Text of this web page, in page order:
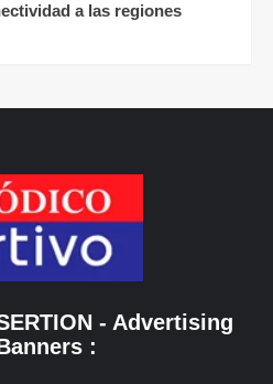
a las regiones
- Advertising
: